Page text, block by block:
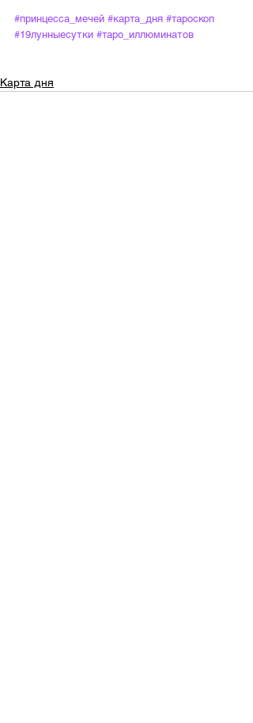
#принцесса_мечей #карта_дня #тароскоп
#19лунныесутки #таро_иллюминатов
Карта дня